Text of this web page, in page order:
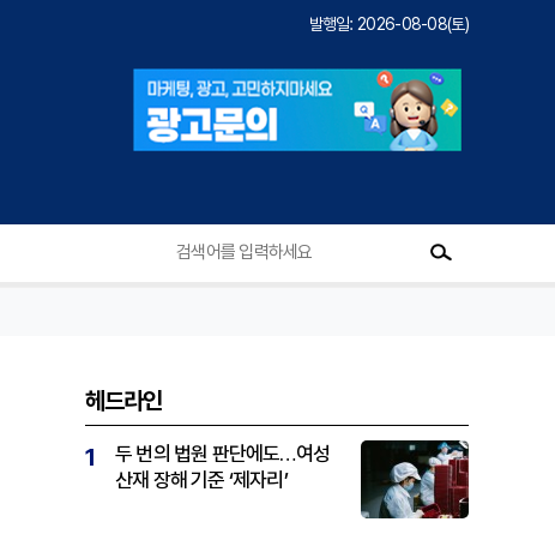
발행일: 2026-08-08(토)
헤드라인
1
두 번의 법원 판단에도…여성
산재 장해 기준 ‘제자리’